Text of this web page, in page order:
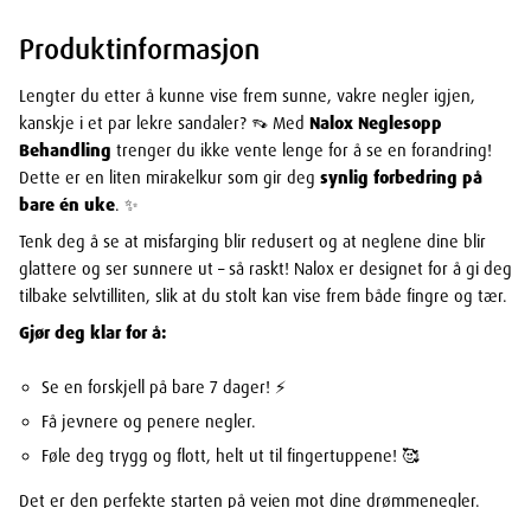
Produktinformasjon
Lengter du etter å kunne vise frem sunne, vakre negler igjen,
kanskje i et par lekre sandaler? 👡 Med Nalox Neglesopp
Behandling trenger du ikke vente lenge for å se en forandring!
Dette er en liten mirakelkur som gir deg synlig forbedring på
bare én uke. ✨
Tenk deg å se at misfarging blir redusert og at neglene dine blir
glattere og ser sunnere ut – så raskt! Nalox er designet for å gi deg
tilbake selvtilliten, slik at du stolt kan vise frem både fingre og tær.
Gjør deg klar for å:
Se en forskjell på bare 7 dager! ⚡
Få jevnere og penere negler.
Føle deg trygg og flott, helt ut til fingertuppene! 🥰
Det er den perfekte starten på veien mot dine drømmenegler.